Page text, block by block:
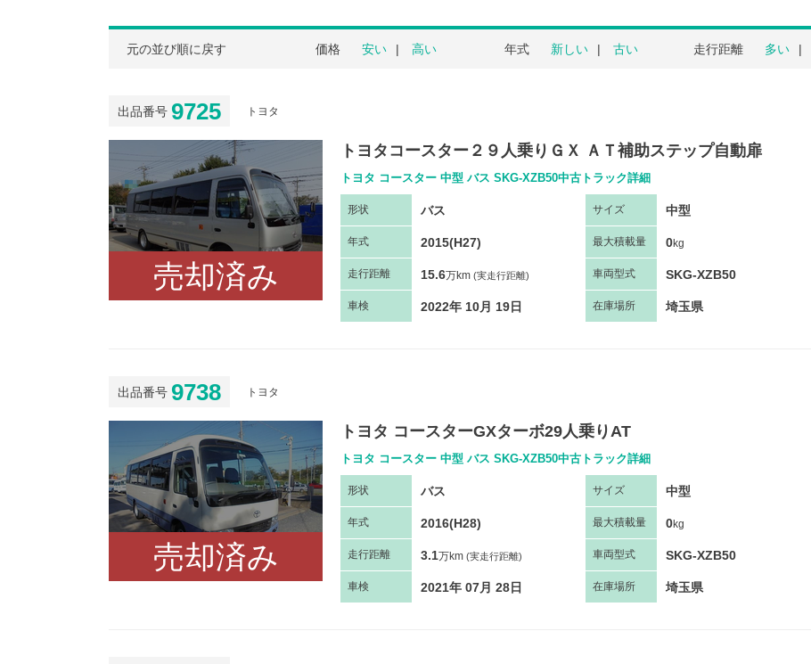
元の並び順に戻す 価格 安い 高い 年式 新しい 古い 走行距離 多い
出品番号 9725 トヨタ
売却済み
トヨタコースター２９人乗りＧＸ ＡＴ補助ステップ自動扉
トヨタ コースター 中型 バス SKG-XZB50中古トラック詳細
形状 バス サイズ 中型
年式 2015(H27) 最大積載量 0kg
走行距離 15.6万km (実走行距離) 車両型式 SKG-XZB50
車検 2022年 10月 19日 在庫場所 埼玉県
出品番号 9738 トヨタ
売却済み
トヨタ コースターGXターボ29人乗りAT
トヨタ コースター 中型 バス SKG-XZB50中古トラック詳細
形状 バス サイズ 中型
年式 2016(H28) 最大積載量 0kg
走行距離 3.1万km (実走行距離) 車両型式 SKG-XZB50
車検 2021年 07月 28日 在庫場所 埼玉県